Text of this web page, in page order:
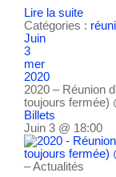
Lire la suite
Catégories :
Juin
3
mer
2020
2020 – Réunion
toujours fermée)
Billets
Juin 3 @ 18:00
– Actualités